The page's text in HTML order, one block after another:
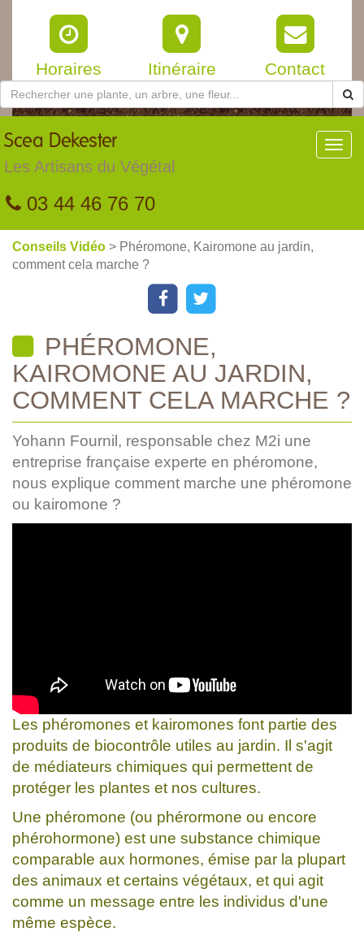
Horaires Itinéraire Contact
Scea Dekester
Les Artisans du Végétal
03 44 46 76 70
Conseils Vidéo > Phéromone, Kairomone au jardin,
comment cela marche ?
PHÉROMONE,
KAIROMONE AU JARDIN,
COMMENT CELA MARCHE ?
Yohann Fournil, responsable chez M2i une
entreprise française experte en phéromone,
nous explique comment marche une phéromone
ou kairomone ?
Les phéromones et kairomones font partie des
produits de biocontrôle utiles au jardin. Il s'agit
de médiateurs chimiques qui permettent de
protéger les plantes et nos cultures.
Une phéromone (ou phérormone ou encore
phérohormone) est une substance chimique
comparable aux hormones, émise par la plupart
des animaux et certains végétaux, et qui agit
comme un message entre les individus d'une
même espèce.